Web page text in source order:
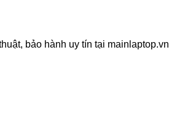
bảo hành uy tín tại mainlaptop.vn